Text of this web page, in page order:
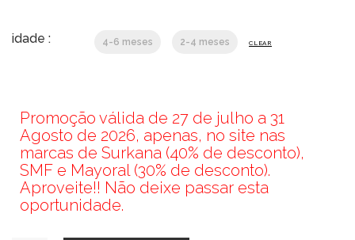
idade : 4-6 meses 2-4 meses CLEAR
Promoção válida de 27 de julho a 31
Agosto de 2026, apenas, no site nas
marcas de Surkana (40% de desconto),
SMF e Mayoral (30% de desconto).
Aproveite!! Não deixe passar esta
oportunidade.